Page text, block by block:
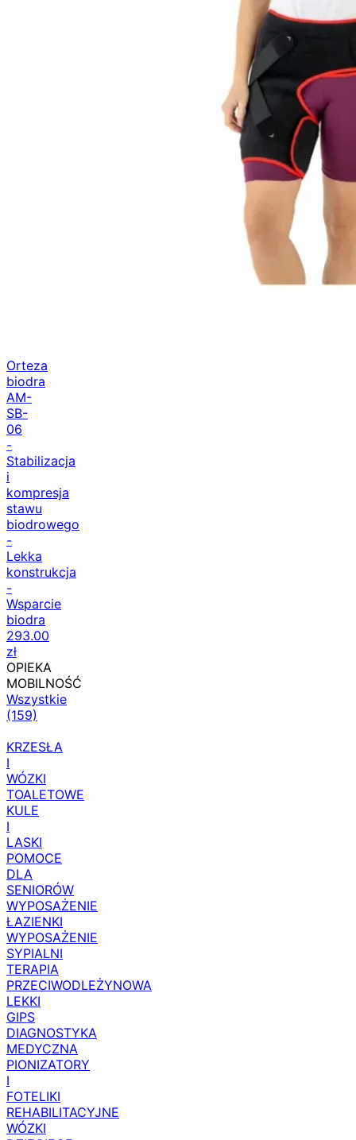
Orteza
biodra
AM-
SB-
06
-
Stabilizacja
i
kompresja
stawu
biodrowego
-
Lekka
konstrukcja
-
Wsparcie
biodra
293.00
zł
OPIEKA
MOBILNOŚĆ
Wszystkie
(159)
KRZESŁA
I
WÓZKI
TOALETOWE
KULE
I
LASKI
POMOCE
DLA
SENIORÓW
WYPOSAŻENIE
ŁAZIENKI
WYPOSAŻENIE
SYPIALNI
TERAPIA
PRZECIWODLEŻYNOWA
LEKKI
GIPS
DIAGNOSTYKA
MEDYCZNA
PIONIZATORY
I
FOTELIKI
REHABILITACYJNE
WÓZKI